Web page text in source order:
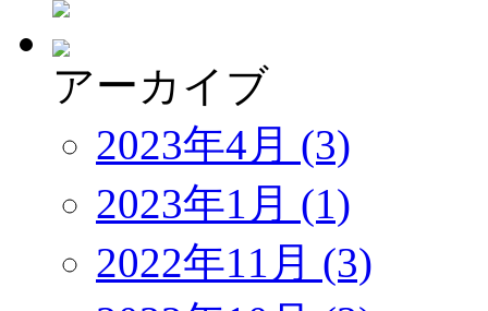
アーカイブ
2023年4月 (3)
2023年1月 (1)
2022年11月 (3)